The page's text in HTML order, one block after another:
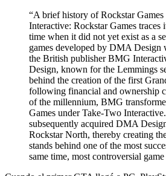
“A brief history of Rockstar
Interactive: Rockstar Games traces
time when it did not yet exist as a
games developed by DMA Design
the British publisher BMG
Design, known for the Lemmings
behind the creation of the first
following financial and ownership
of the millennium, BMG
Games under Take-Two
subsequently acquired DMA
Rockstar North, thereby creating
stands behind one of the most
same time, most controversial